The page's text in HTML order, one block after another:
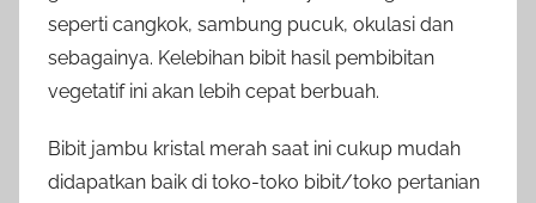
seperti cangkok, sambung pucuk, okulasi dan
sebagainya. Kelebihan bibit hasil pembibitan
vegetatif ini akan lebih cepat berbuah.
Bibit jambu kristal merah saat ini cukup mudah
didapatkan baik di toko-toko bibit/toko pertanian